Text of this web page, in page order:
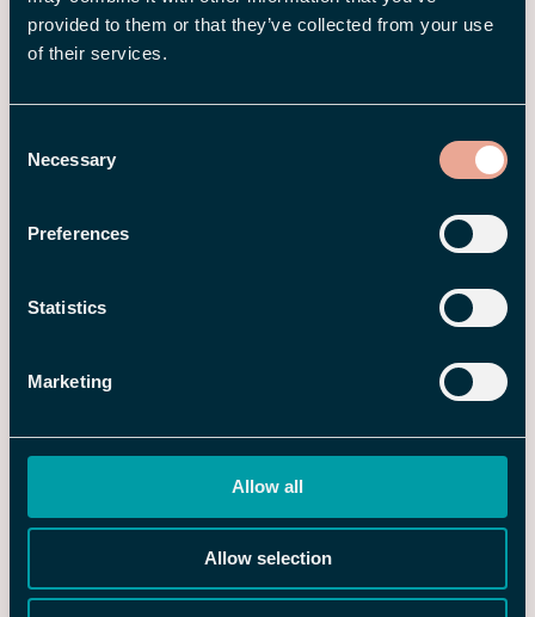
provided to them or that they’ve collected from your use
of their services.
Selection
Necessary
Preferences
Statistics
Marketing
Allow all
Allow selection
Den nye Flex HRM-appen er her –
enklere hverdagsadmin rett i